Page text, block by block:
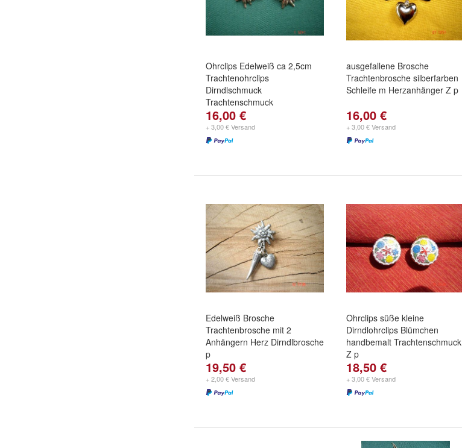
Ohrclips Edelweiß ca 2,5cm
Trachtenohrclips
Dirndlschmuck
Trachtenschmuck
16,00 €
+ 3,00 € Versand
ausgefallene Brosche
Trachtenbrosche silberfarben
Schleife m Herzanhänger Z p
16,00 €
+ 3,00 € Versand
Edelweiß Brosche
Trachtenbrosche mit 2
Anhängern Herz Dirndlbrosche
p
19,50 €
+ 2,00 € Versand
Ohrclips süße kleine
Dirndlohrclips Blümchen
handbemalt Trachtenschmuck
Z p
18,50 €
+ 3,00 € Versand